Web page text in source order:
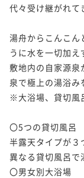
代々受け継がれて
湯舟からこんこん
うに水を一切加え
敷地内の自家源泉
泉で極上の湯浴み
※大浴場、貸切風
〇5つの貸切風呂
半露天タイプが３
異なる貸切風呂で
〇男女別大浴場